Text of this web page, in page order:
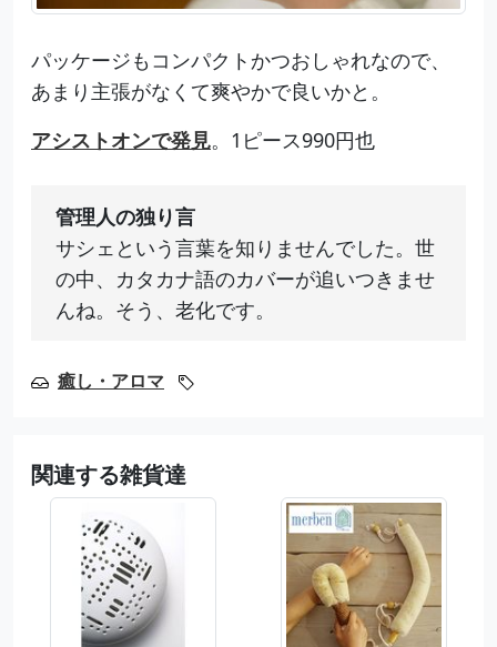
パッケージもコンパクトかつおしゃれなので、
あまり主張がなくて爽やかで良いかと。
アシストオンで発見。1ピース990円也
管理人の独り言
サシェという言葉を知りませんでした。世
の中、カタカナ語のカバーが追いつきませ
んね。そう、老化です。
癒し・アロマ
関連する雑貨達